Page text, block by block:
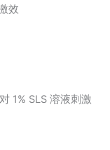
效
1% SLS 溶液刺激